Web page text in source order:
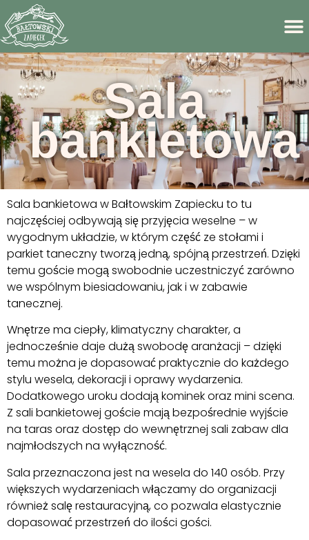
Sala
bankietowa
Sala bankietowa w Bałtowskim Zapiecku to tu
najczęściej odbywają się przyjęcia weselne – w
wygodnym układzie, w którym część ze stołami i
parkiet taneczny tworzą jedną, spójną przestrzeń. Dzięki
temu goście mogą swobodnie uczestniczyć zarówno
we wspólnym biesiadowaniu, jak i w zabawie
tanecznej.
Wnętrze ma ciepły, klimatyczny charakter, a
jednocześnie daje dużą swobodę aranżacji – dzięki
temu można je dopasować praktycznie do każdego
stylu wesela, dekoracji i oprawy wydarzenia.
Dodatkowego uroku dodają kominek oraz mini scena.
Z sali bankietowej goście mają bezpośrednie wyjście
na taras oraz dostęp do wewnętrznej sali zabaw dla
najmłodszych na wyłączność.
Sala przeznaczona jest na wesela do 140 osób. Przy
większych wydarzeniach włączamy do organizacji
również salę restauracyjną, co pozwala elastycznie
dopasować przestrzeń do ilości gości.